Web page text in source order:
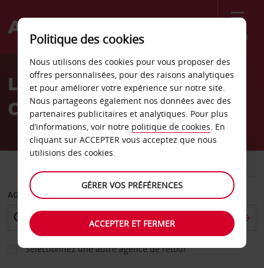
Menu
Welcome
AvisLocation de voiture Rende
Cosenza
AGENCE DE DÉPART
Sélectionnez une autre agence de retour
Politique des cookies
Nous utilisons des cookies pour vous proposer des
offres personnalisées, pour des raisons analytiques
et pour améliorer votre expérience sur notre site.
Nous partageons également nos données avec des
partenaires publicitaires et analytiques. Pour plus
d’informations, voir notre politique de cookies. En
cliquant sur ACCEPTER vous acceptez que nous
utilisions des cookies.
GÉRER VOS PRÉFÉRENCES
ACCEPTER ET FERMER